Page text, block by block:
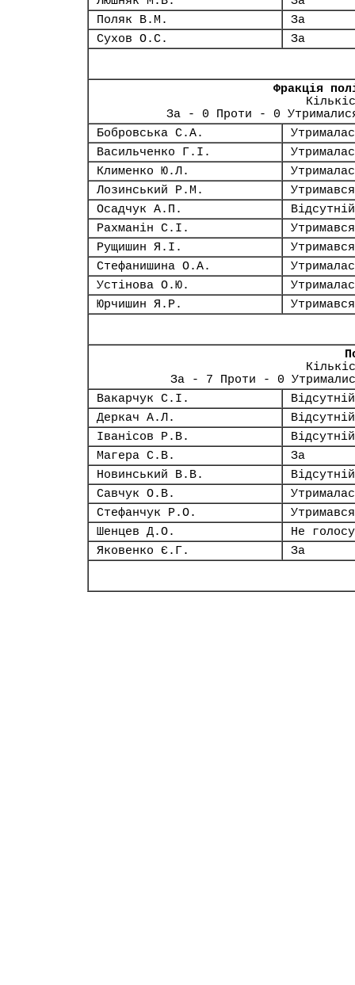
Поляк В.М.
За
Сухов О.С.
За
Фракція
За - 0 Проти - 0
Бобровська С.А.
Васильченко Г.І.
Клименко Ю.Л.
Лозинський Р.М.
Утримався
Осадчук А.П.
Відсутній
Рахманін С.І.
Утримався
Рущишин Я.І.
Утримався
Стефанишина О.А.
Устінова О.Ю.
Юрчишин Я.Р.
Утримався
За - 7 Проти - 0
Вакарчук С.І.
Відсутній
Деркач А.Л.
Відсутній
Іванісов Р.В.
Відсутній
Магера С.В.
За
Новинський В.В.
Відсутній
Савчук О.В.
Стефанчук Р.О.
Утримався
Шенцев Д.О.
Не
Яковенко Є.Г.
За